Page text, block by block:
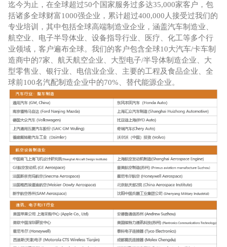
迄今为止，在全球超过50个国家服务过多达35,000家客户，包
括诸多全球财富1000强企业，累计超过400,000人接受过我们的
专业培训，其中包括全球高端制造业企业，涵盖汽车制造业、
航空业、电子半导体业、设备指导行业、医疗、化工等多个行
业领域，客户遍布全球。我们的客户包含全球10大汽车/卡车制
造商中的7家、航天航空企业、大型电子/半导体制造企业、大
型零售业、银行业、电信业企业、主要的工程及食品企业、全
球前100名汽配制造企业中的70%、替代能源企业。